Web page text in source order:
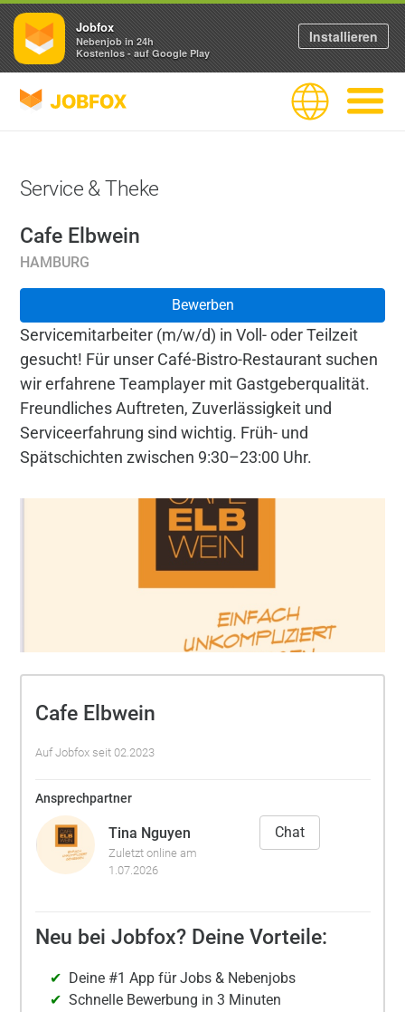
JOBFOX Sprache
Service & Theke
Cafe Elbwein
HAMBURG
Bewerben
Servicemitarbeiter (m/w/d) in Voll- oder Teilzeit
gesucht! Für unser Café-Bistro-Restaurant suchen
wir erfahrene Teamplayer mit Gastgeberqualität.
Freundliches Auftreten, Zuverlässigkeit und
Serviceerfahrung sind wichtig. Früh- und
Spätschichten zwischen 9:30–23:00 Uhr.
Cafe Elbwein
Auf Jobfox seit 02.2023
Ansprechpartner
Tina Nguyen
Zuletzt online am
1.07.2026
Chat
Neu bei Jobfox? Deine Vorteile:
Deine #1 App für Jobs & Nebenjobs
Schnelle Bewerbung in 3 Minuten
Jobfox
Nebenjob in 24h
Kostenlos - auf Google Play
Installieren